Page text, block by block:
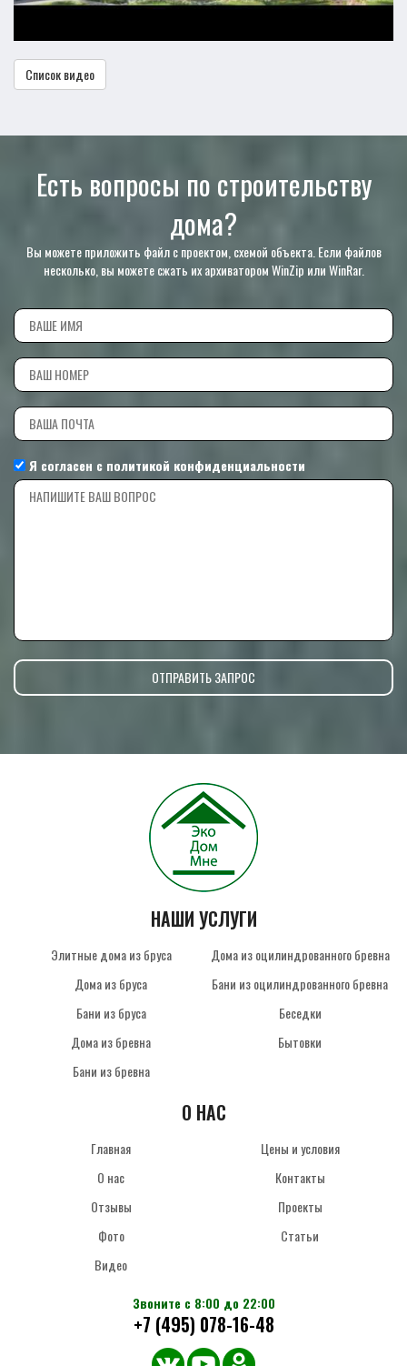
Список видео
Есть вопросы по строительству
дома?
Вы можете приложить файл с проектом, схемой объекта. Если файлов
несколько, вы можете сжать их архиватором WinZip или WinRar.
Я согласен с политикой конфиденциальности
НАШИ УСЛУГИ
Элитные дома из бруса
Дома из бруса
Бани из бруса
Дома из бревна
Бани из бревна
Дома из оцилиндрованного бревна
Бани из оцилиндрованного бревна
Беседки
Бытовки
О НАС
Главная
О нас
Отзывы
Фото
Видео
Цены и условия
Контакты
Проекты
Статьи
Звоните с 8:00 до 22:00
+7 (495) 078-16-48